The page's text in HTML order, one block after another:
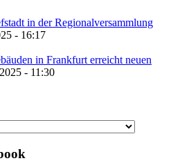
in der Regionalversammlung
- 16:17
in Frankfurt erreicht neuen
- 11:30